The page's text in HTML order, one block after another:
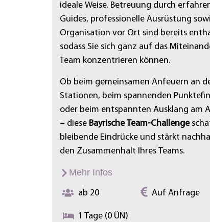
ideale Weise. Betreuung durch
Guides, professionelle Ausrüstung
Organisation vor Ort sind bereits
sodass Sie sich ganz auf das
Team konzentrieren können.
Ob beim gemeinsamen Anfeuern an
Stationen, beim spannenden
oder beim entspannten Ausklang am
– diese Bayrische Team-Challenge
bleibende Eindrücke und stärkt
den Zusammenhalt Ihres Teams.
Mehr Infos
ab 20 Auf Anfrage
1 Tage (0 ÜN)